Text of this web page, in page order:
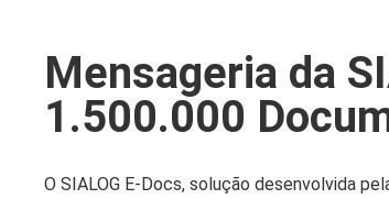
Mensageria da
1.500.000
O SIALOG E-Docs, solução desenvolvida